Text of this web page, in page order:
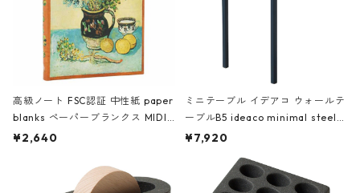
高級ノート FSC認証 中性紙 paper
blanks ペーパーブランクス MIDI
ハードカバー 罫線 ヴァン・ゴッホ
¥2,640
ミニテーブル イデアコ ウォールテ
ーブルB5 ideaco minimal steel f
urniture WALL Table B5 ネイビー
¥7,920